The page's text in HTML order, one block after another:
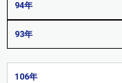
94年
93年
106年